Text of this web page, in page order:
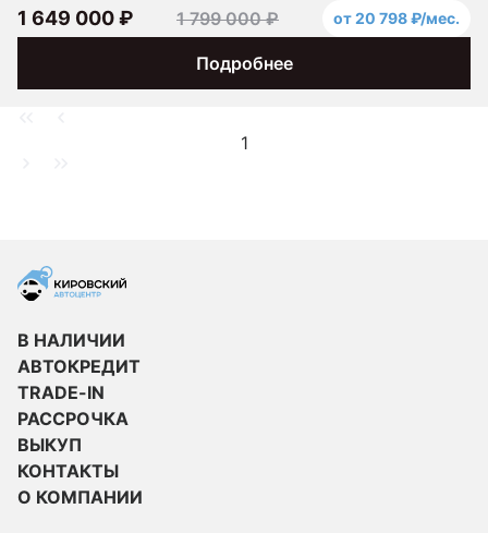
Подробнее
1 649 000 ₽ 1 799 000 ₽ от 20 798 ₽/мес.
1
В НАЛИЧИИ
АВТОКРЕДИТ
TRADE-IN
РАССРОЧКА
ВЫКУП
КОНТАКТЫ
О КОМПАНИИ